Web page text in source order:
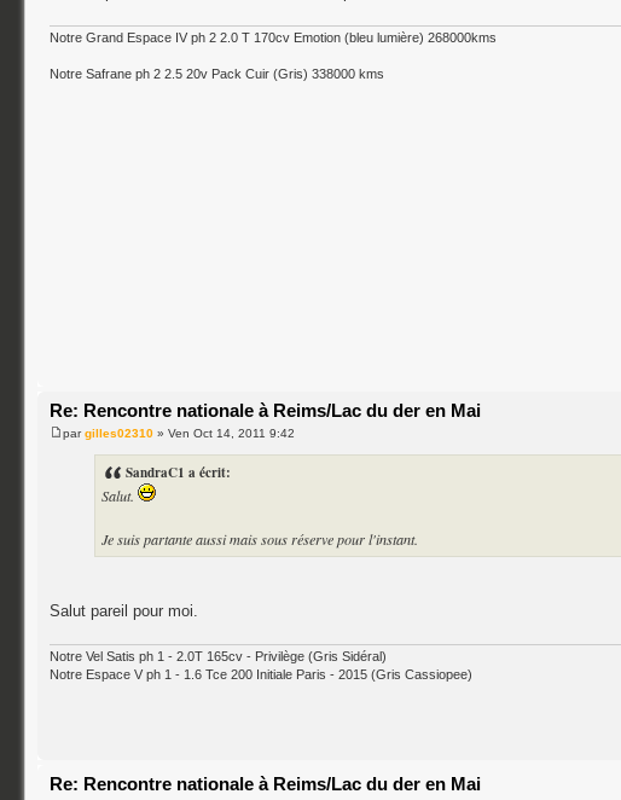
Notre Grand Espace IV ph 2 2.0 T 170cv Emotion (bleu lumière) 268000kms
Notre Safrane ph 2 2.5 20v Pack Cuir (Gris) 338000 kms
Re: Rencontre nationale à Reims/Lac du der en Mai
pargilles02310 » Ven Oct 14, 2011 9:42
SandraC1 a écrit:
Salut.
Je suis partante aussi mais sous réserve pour l'instant.
Salut pareil pour moi.
Notre Vel Satis ph 1 - 2.0T 165cv - Privilège (Gris Sidéral)
Notre Espace V ph 1 - 1.6 Tce 200 Initiale Paris - 2015 (Gris Cassiopee)
Re: Rencontre nationale à Reims/Lac du der en Mai